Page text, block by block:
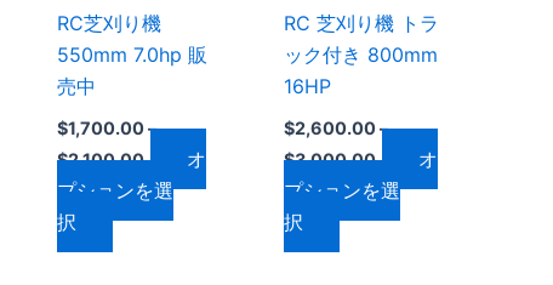
RC芝刈り機
550mm 7.0hp 販
売中
$1,700.00–
$2,100.00
オ
プションを選
択
バ
リ
ー
シ
ョ
ン
が
RC 芝刈り機 トラ
ック付き 800mm
16HP
$2,600.00 –
$3,000.00
オ
プションを選
択
バ
リ
ー
シ
ョ
ン
が